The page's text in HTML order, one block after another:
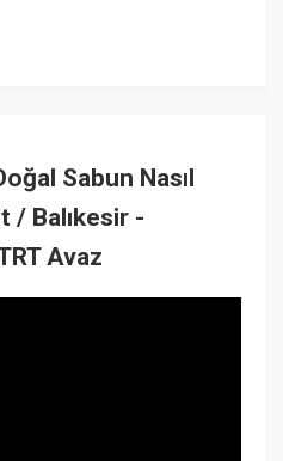
Sabun Nasıl
/ Balıkesir -
Avaz